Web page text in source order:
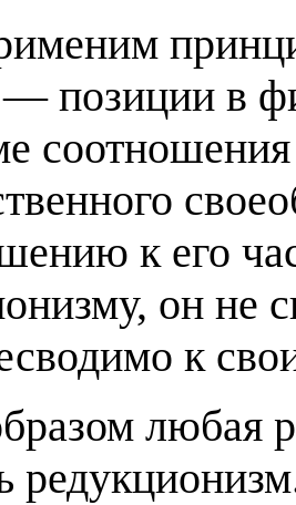
позиции в
к его
он не
к
любая